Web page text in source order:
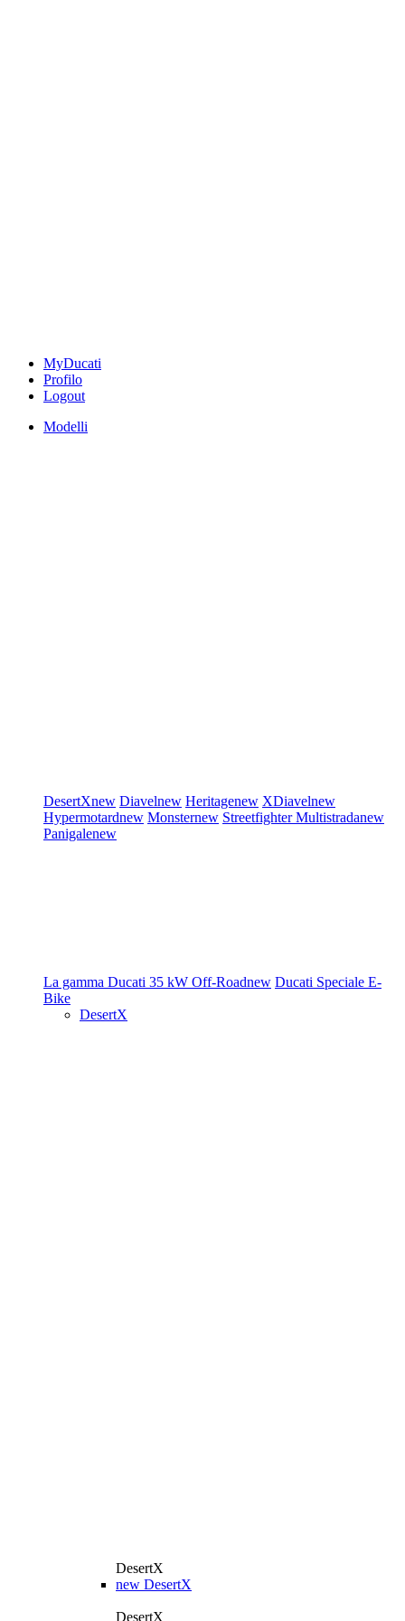
MyDucati
Profilo
Logout
Modelli
DesertXnew Diavelnew Heritagenew XDiavelnew
Hypermotardnew Monsternew StreetfighterMultistradanew
Panigalenew
La gamma Ducati 35 kW Off-Roadnew Ducati Speciale E-
Bike
DesertX
DesertX
new DesertX
DesertX